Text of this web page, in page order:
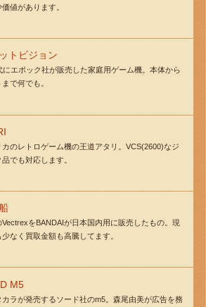
値があります。
トビジョン
にエポック社が販売した家庭用ゲーム機。本体から
で何でも。
カのレトロゲーム機の王道アタリ。VCS(2600)なジ
品でも対応します。
VectrexをBANDAIが日本国内用に販売したもの。現
少なく買取金額も高騰してます。
M5
カラが発売するソード社のm5。森尾由美が広告を務